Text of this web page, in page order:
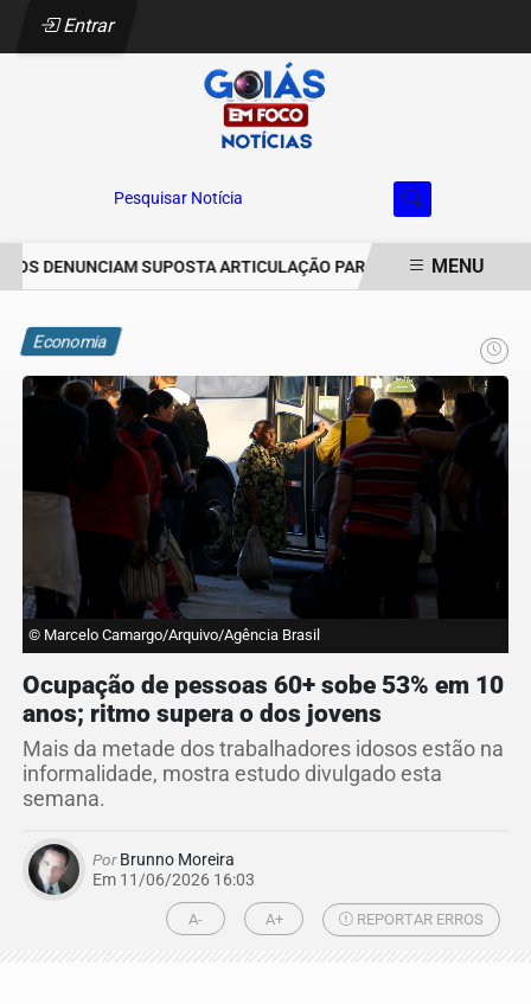
Entrar
Pesquisar Notícia
DENUNCIAM SUPOSTA ARTICULAÇÃO PARA INVASÕES DEMENU
Economia
© Marcelo Camargo/Arquivo/Agência Brasil
Ocupação de pessoas 60+ sobe 53% em 10
anos; ritmo supera o dos jovens
Mais da metade dos trabalhadores idosos estão na
informalidade, mostra estudo divulgado esta
semana.
PorBrunno Moreira
Em 11/06/2026 16:03
A- A+ REPORTAR ERROS